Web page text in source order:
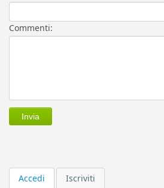
Accedi Iscriviti
Commenti: